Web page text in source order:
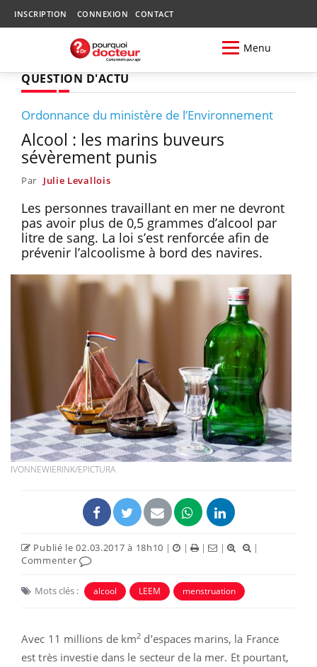
INSCRIPTION CONNEXION CONTACT
Menu
QUESTION D'ACTU
Ordonnance du ministère de l’Environnement
Alcool : les marins buveurs
sévèrement punis
Par Julie Levallois
Les personnes travaillant en mer ne devront
pas avoir plus de 0,5 grammes d’alcool par
litre de sang. La loi s’est renforcée afin de
prévenir l’alcoolisme à bord des navires.
IVONNEWIERINK/EPICTURA
Publié le 02.03.2017 à 18h10 | | | |
|
Commenter
Mots clés : alcool LEEM menstruation
Avec 11 millions de km2 d’espaces marins, la France
est très investie dans le secteur de la mer. Et pourtant,